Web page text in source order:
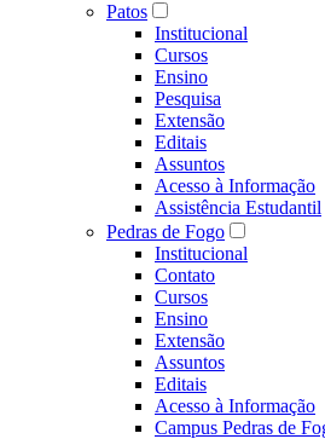
Patos
Institucional
Cursos
Ensino
Pesquisa
Extensão
Editais
Assuntos
Acesso à Informação
Assistência Estudantil
Pedras de Fogo
Institucional
Contato
Cursos
Ensino
Extensão
Assuntos
Editais
Acesso à Informação
Campus Pedras de